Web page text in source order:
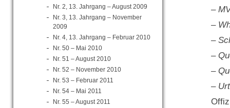
Nr. 2, 13. Jahrgang – August 2009
Nr. 3, 13. Jahrgang – November
2009
Nr. 4, 13. Jahrgang – Februar 2010
Nr. 50 – Mai 2010
Nr. 51 – August 2010
Nr. 52 – November 2010
Nr. 53 – Februar 2011
Nr. 54 – Mai 2011
Nr. 55 – August 2011
–
–
–
–
–
–